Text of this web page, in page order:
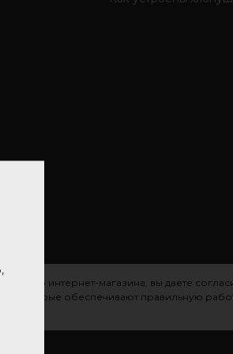
интернет-магазина, вы даете
, которые обеспечивают правильную